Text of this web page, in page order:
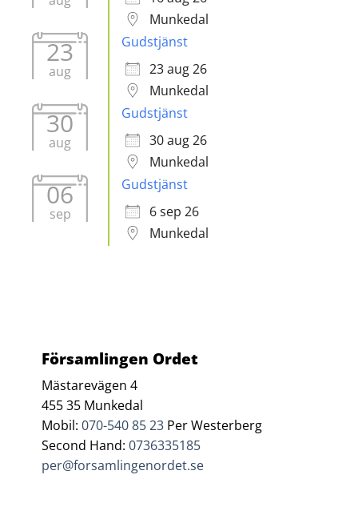
Munkedal
23
aug
Gudstjänst
23 aug 26
Munkedal
30
aug
Gudstjänst
30 aug 26
Munkedal
06
sep
Gudstjänst
6 sep 26
Munkedal
Församlingen Ordet
Mästarevägen 4
455 35 Munkedal
Mobil:070-540 85 23 Per Westerberg
Second Hand:0736335185
per@forsamlingenordet.se